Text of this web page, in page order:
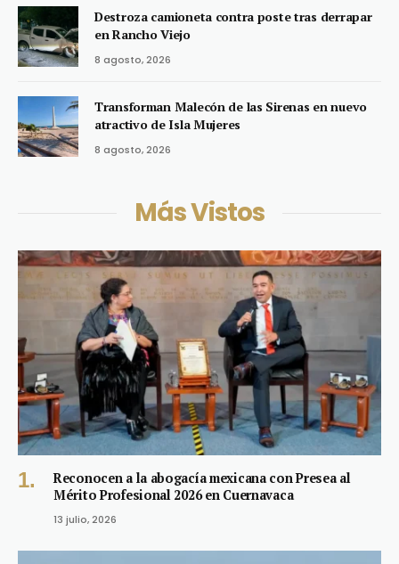
Destroza camioneta contra poste tras derrapar
en Rancho Viejo
8 agosto, 2026
Transforman Malecón de las Sirenas en nuevo
atractivo de Isla Mujeres
8 agosto, 2026
Más Vistos
Reconocen a la abogacía mexicana con Presea al
Mérito Profesional 2026 en Cuernavaca
13 julio, 2026